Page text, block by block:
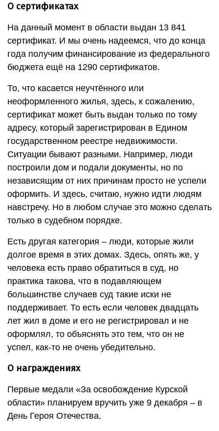
О сертификатах
На данный момент в области выдан 13 841
сертификат. И мы очень надеемся, что до конца
года получим финансирование из федерального
бюджета ещё на 1290 сертификатов.
То, что касается неучтённого или
неоформленного жилья, здесь, к сожалению,
сертификат может быть выдан только по тому
адресу, который зарегистрирован в Едином
государственном реестре недвижимости.
Ситуации бывают разными. Например, люди
построили дом и подали документы, но по
независящим от них причинам просто не успели
оформить. И здесь, считаю, нужно идти людям
навстречу. Но в любом случае это можно сделать
только в судебном порядке.
Есть другая категория – люди, которые жили
долгое время в этих домах. Здесь, опять же, у
человека есть право обратиться в суд, но
практика такова, что в подавляющем
большинстве случаев суд такие иски не
поддерживает. То есть если человек двадцать
лет жил в доме и его не регистрировал и не
оформлял, то объяснять это тем, что он не
успел, как-то не очень убедительно.
О награждениях
Первые медали «За освобождение Курской
области» планируем вручить уже 9 декабря – в
День Героя Отечества.